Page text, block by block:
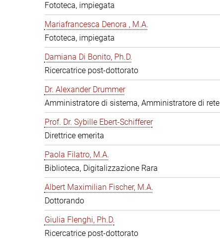
Fototeca, impiegata
Mariafrancesca Denora , M.A.
Fototeca, impiegata
Damiana Di Bonito, Ph.D.
Ricercatrice post-dottorato
Dr. Alexander Drummer
Amministratore di sistema, Amministratore di rete
Prof. Dr. Sybille Ebert-Schifferer
Direttrice emerita
Paola Filatro, M.A.
Biblioteca, Digitalizzazione Rara
Albert Maximilian Fischer, M.A.
Dottorando
Giulia Flenghi, Ph.D.
Ricercatrice post-dottorato